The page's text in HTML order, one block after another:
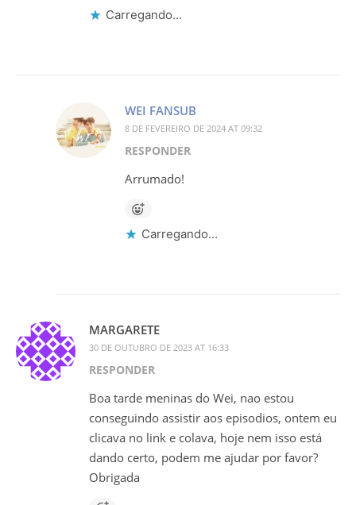
Carregando...
WEI FANSUB
8 DE FEVEREIRO DE 2024 AT 09:32
RESPONDER
Arrumado!
Carregando...
MARGARETE
30 DE OUTUBRO DE 2023 AT 16:33
RESPONDER
Boa tarde meninas do Wei, nao estou
conseguindo assistir aos episodios, ontem eu
clicava no link e colava, hoje nem isso está
dando certo, podem me ajudar por favor?
Obrigada